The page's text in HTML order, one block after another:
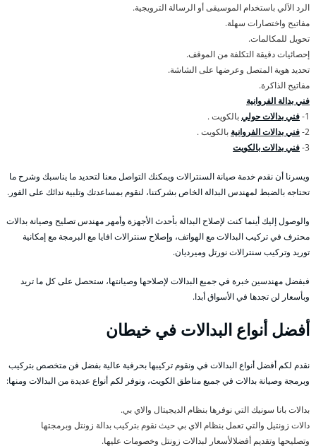
الرد الآلي باستخدام الموسيقى أو الرسالة الترويجية.
مفاتيح واختصارات سهلة.
تحويل للمكالمات.
إحصائيات دقيقة التكلفة من الموقف.
تحديد هوية المتصل وعرضها على الشاشة.
مفاتيح الذاكرة.
فني بدالة الفروانية
1- فني بدالات حوليبالكويت .
2- فني بدالات الفروانية بالكويت .
3- فني بدالات بالكويت
ويسرنا أن نقدم خدمة صيانة السنترالات ويمكنك التواصل معنا لتحديد ما يناسبك وشرح ما
تحتاجه بالضبط لمهندس البدالة الخاص بشركتنا، لنقوم بمساعدتك وتلبية ندائك على الفور.
والوصول إليك أينما كنت لإصلاح البدالة بأحدث الأجهزة وأمهر مهندس تصليح وصيانة بدالات
محترف في تركيب البدالات مع الهواتف، وإصلاح سنترالات افايا مع البرمجة مع إمكانية
توريد وتركيب سنترالات نورتل وميرديان.
فبفضل مهندسين خبرة في جميع البدالات لإصلاحها وصيانتها، ستحصل على كل ما تريد
وبأسعار لن تجدها في الأسواق أبدا.
أفضل أنواع البدالات في خيطان
نقدم لكم أفضل أنواع البدالات في ونقوم تركيبها بحرفية عالية بفضل فن متخصص بتركيب
وبرمجة وصيانة بدالات في جميع مناطق الكويت، ونوفر لكم أنواع عديدة من البدالات ومنها:
بدالات بانا سونيك التي نوفرها بنظام الديجيتال والاي بي.
دالات زونتيل والتي تعمل بنظام الاي بي حيث نقوم بتركيب بدالة زونتل وبرمجتها
وتصليحها وتقديم أفضلالأسعار لبدالات زونتل وخصومات عليها.